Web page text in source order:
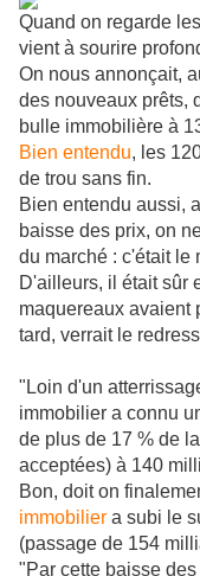
Quand on regarde
vient à sourire
On nous annonçait,
des nouveaux prêts,
bulle immobilière à
Bien entendu, les
de trou sans fin.
Bien entendu aussi,
baisse des prix, on
du marché : c'était le
D'ailleurs, il était sûr
maquereaux avaient
tard, verrait le
" Loin d'un
immobilier a connu
de plus de 17 % de
acceptées) à 140
Bon, doit on
immobilier a subi le
(passage de 154
"Par cette baisse